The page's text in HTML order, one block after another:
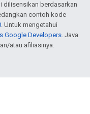
dilisensikan berdasarkan
contoh kode
. Untuk mengetahui
Google Developers. Java
atau afiliasinya.